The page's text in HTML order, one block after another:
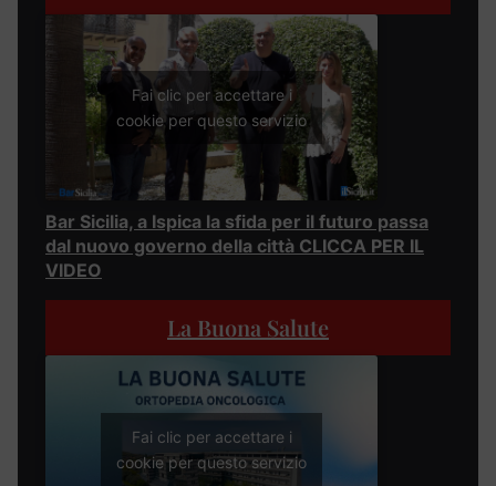
Fai clic per accettare i
cookie per questo servizio
Bar Sicilia, a Ispica la sfida per il futuro passa
dal nuovo governo della città CLICCA PER IL
VIDEO
La Buona Salute
Fai clic per accettare i
cookie per questo servizio